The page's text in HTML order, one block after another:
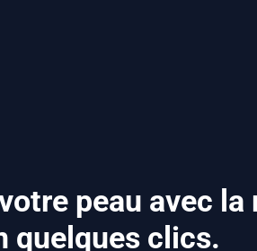
peau avec la
quelques clics.